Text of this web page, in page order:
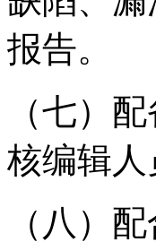
报告。
（七）
核编辑人
（八）